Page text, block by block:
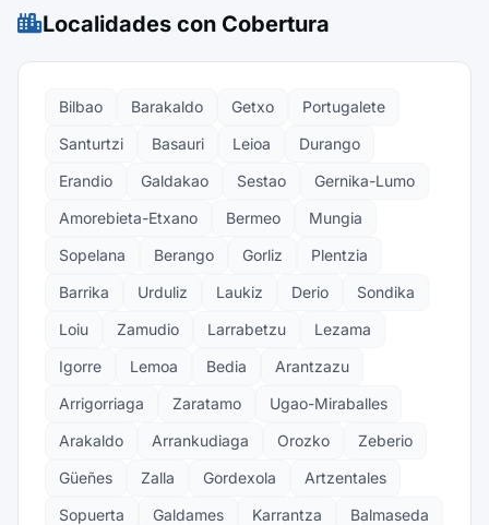
Localidades con Cobertura
Bilbao Barakaldo Getxo
Portugalete
Santurtzi
Basauri Leioa
Durango
Erandio
Galdakao Sestao
Gernika-Lumo
Amorebieta-Etxano
Bermeo
Mungia
Sopelana
Berango Gorliz
Plentzia
Barrika
Urduliz Laukiz Derio
Sondika
Loiu
Zamudio Larrabetzu
Lezama
Igorre
Lemoa Bedia
Arantzazu
Arrigorriaga
Zaratamo
Ugao-Miraballes
Arakaldo
Arrankudiaga Orozko
Zeberio
Güeñes
Zalla Gordexola
Artzentales
Sopuerta
Galdames Karrantza
Balmaseda